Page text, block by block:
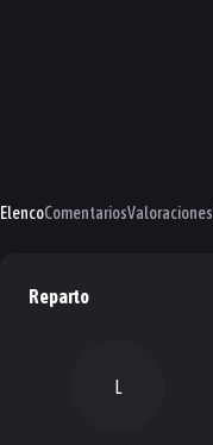
ElencoComentariosValoraciones
Reparto
L